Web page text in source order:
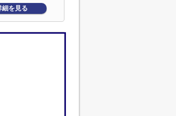
細を見る